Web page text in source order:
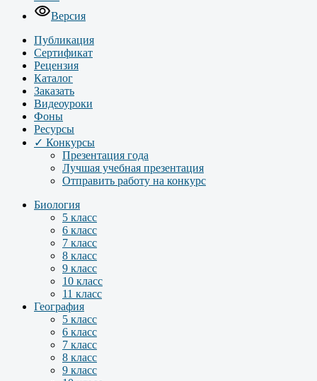
Версия
Публикация
Сертификат
Рецензия
Каталог
Заказать
Видеоуроки
Фоны
Ресурсы
✓ Конкурсы
Презентация года
Лучшая учебная презентация
Отправить работу на конкурс
Биология
5 класс
6 класс
7 класс
8 класс
9 класс
10 класс
11 класс
География
5 класс
6 класс
7 класс
8 класс
9 класс